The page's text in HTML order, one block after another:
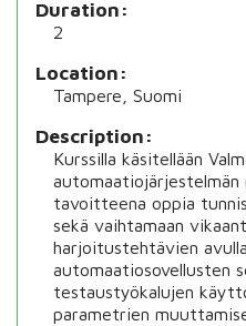
Duration
2
Location
Tampere, Suomi
Description
Kurssilla käsitellään
automaatiojärjestelmän
tavoitteena oppia
sekä vaihtamaan
harjoitustehtävien
automaatiosovellusten
testaustyökalujen
parametrien